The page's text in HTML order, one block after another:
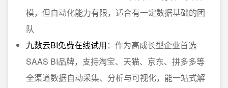
模，但自动化能力有限，适合有一定数据基础的团
队
九数云BI免费在线试用：作为高成长型企业首选
SAAS BI品牌，支持淘宝、天猫、京东、拼多多等
全渠道数据自动采集、分析与可视化，能一站式解